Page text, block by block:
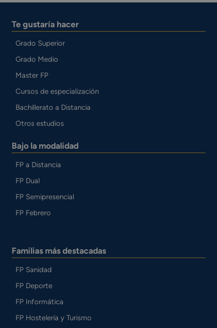
Te gustaría hacer
Grado Superior
Grado Medio
Master FP
Cursos de especialización
Bachillerato a Distancia
Otros estudios
Bajo la modalidad
FP a Distancia
FP Dual
FP Semipresencial
FP Febrero
Familias más destacadas
FP Sanidad
FP Deporte
FP Informática
FP Hostelería y Turismo